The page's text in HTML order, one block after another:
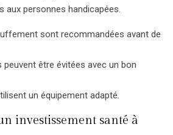
aux personnes handicapées.
sont recommandées avant de
peuvent être évitées avec un bon
un équipement adapté.
investissement santé à